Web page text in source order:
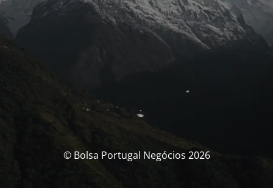
© Bolsa Portugal Negócios 2026